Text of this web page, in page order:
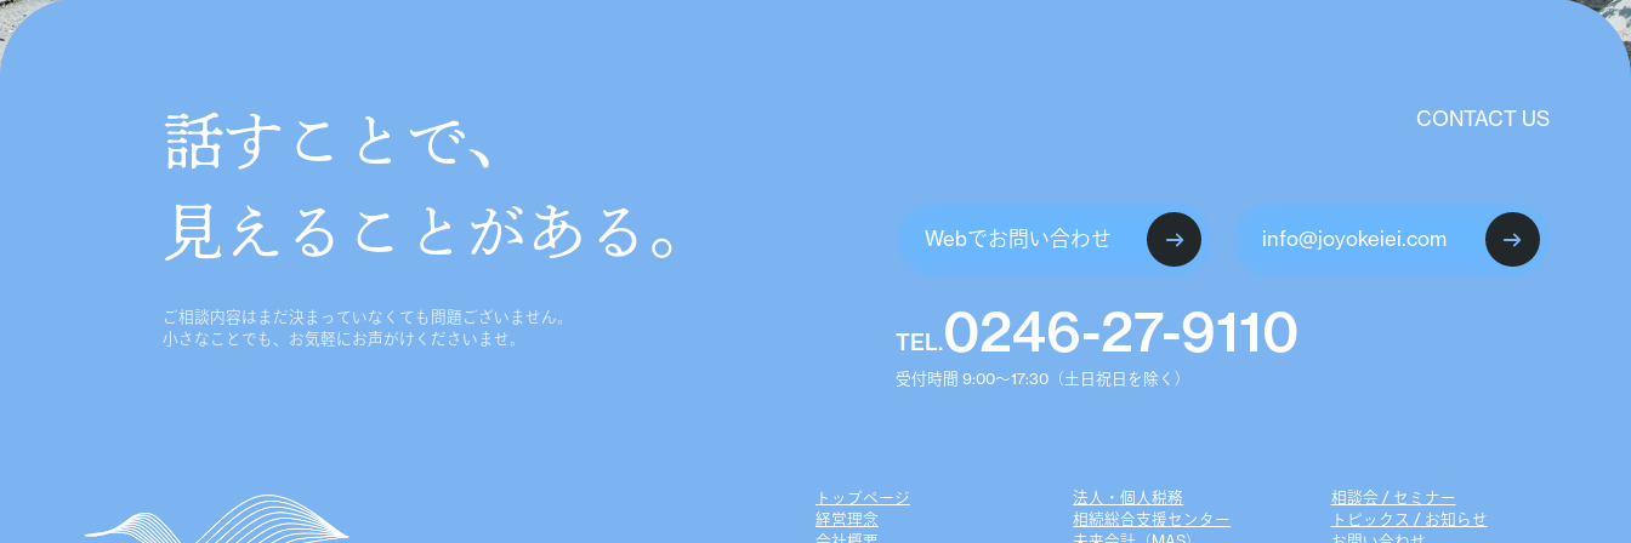
話すことで、
見えることがある。
ご相談内容はまだ決まっていなくても問題ございません。
小さなことでも、お気軽にお声がけくださいませ。
CONTACT US
Webでお問い合わせ info@joyokeiei.com
TEL.0246-27-9110
受付時間 9:00〜17:30（土日祝日を除く）
トップページ
経営理念
法人・個人税務
相続総合支援センター
相談会 / セミナー
トピックス / お知らせ